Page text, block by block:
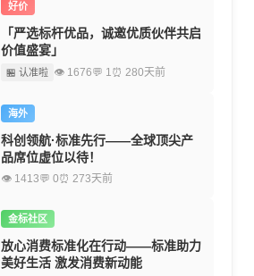
好价
「严选标杆优品，诚邀优质伙伴共启
价值盛宴」
🏪 认准啦 👁 1676💬 1⏰ 280天前
海外
科创领航·标准先行——全球顶尖产
品席位虚位以待！
👁 1413💬 0⏰ 273天前
金标社区
放心消费标准化在行动——标准助力
美好生活 激发消费新动能